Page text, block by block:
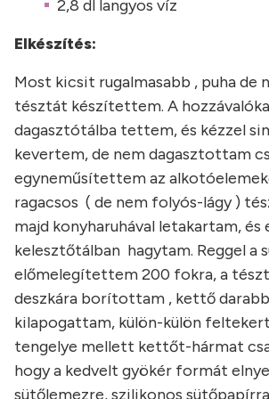
2,8 dl langyos víz
Elkészítés:
Most kicsit rugalmasabb , puha de
tésztát készítettem. A
dagasztótálba tettem, és kézzel
kevertem, de nem dagasztottam
egyneműsítettem az
ragacsos ( de nem folyós-lágy )
majd konyharuhával letakartam, és
kelesztőtálban hagytam. Reggel a
előmelegítettem 200 fokra, a
deszkára borítottam , kettő
kilapogattam, külön-külön
tengelye mellett kettőt-hármat
hogy a kedvelt gyökér formát
sütőlemezre, szilikonos